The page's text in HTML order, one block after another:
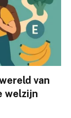
van
welzijn